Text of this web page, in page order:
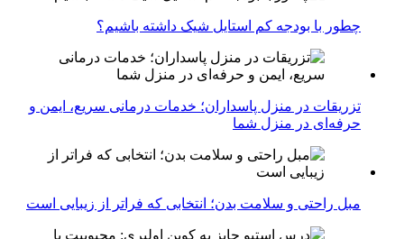
چطور با بودجه کم استایل شیک داشته باشیم؟
تزریقات در منزل پاسداران؛ خدمات درمانی سریع، ایمن و
حرفه‌ای در منزل شما
مبل راحتی و سلامت بدن؛ انتخابی که فراتر از زیبایی است